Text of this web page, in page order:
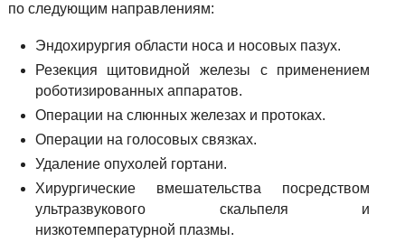
по следующим направлениям:
Эндохирургия области носа и носовых пазух.
Резекция щитовидной железы с применением
роботизированных аппаратов.
Операции на слюнных железах и протоках.
Операции на голосовых связках.
Удаление опухолей гортани.
Хирургические вмешательства посредством
ультразвукового скальпеля и
низкотемпературной плазмы.